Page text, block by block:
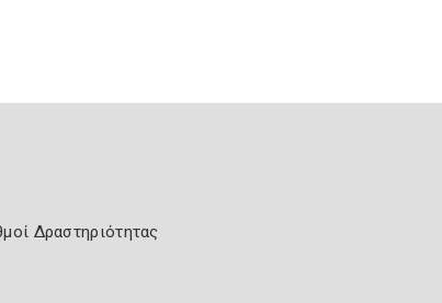
Δραστηριότητας